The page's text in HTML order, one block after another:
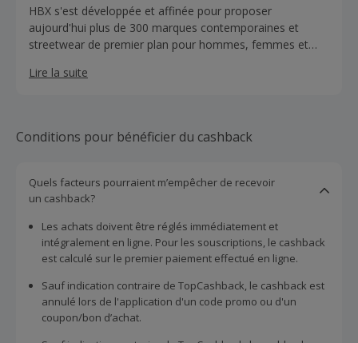
HBX s'est développée et affinée pour proposer
aujourd'hui plus de 300 marques contemporaines et
streetwear de premier plan pour hommes, femmes et
White, Nike, MSGM, Stone Island, LOEWE, Chloé,
Lire la suite
Conditions pour bénéficier du cashback
Quels facteurs pourraient m’empêcher de recevoir
un cashback?
Les achats doivent être réglés immédiatement et
intégralement en ligne. Pour les souscriptions, le cashback
est calculé sur le premier paiement effectué en ligne.
Sauf indication contraire de TopCashback, le cashback est
annulé lors de l'application d'un code promo ou d'un
coupon/bon d’achat.